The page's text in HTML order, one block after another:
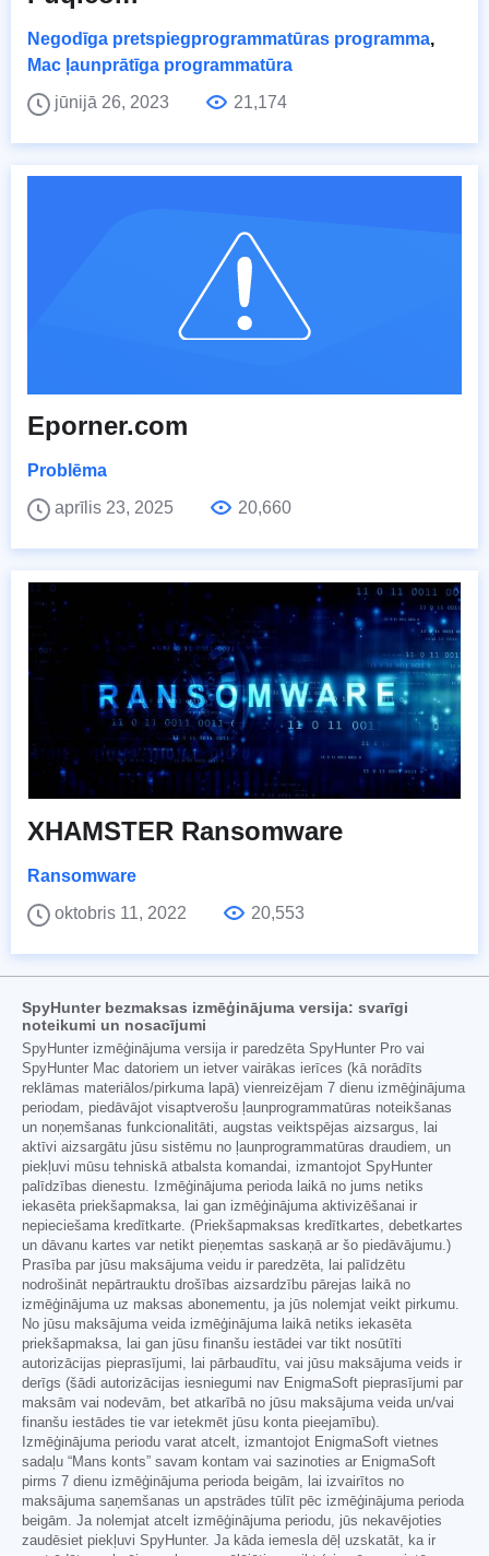
Negodīga pretspiegprogrammatūras programma,
Mac ļaunprātīga programmatūra
jūnijā 26, 2023
21,174
Eporner.com
Problēma
aprīlis 23, 2025
20,660
XHAMSTER Ransomware
Ransomware
oktobris 11, 2022
20,553
SpyHunter bezmaksas izmēģinājuma versija: svarīgi
noteikumi un nosacījumi
SpyHunter izmēģinājuma versija ir paredzēta SpyHunter Pro vai
SpyHunter Mac datoriem un ietver vairākas ierīces (kā norādīts
reklāmas materiālos/pirkuma lapā) vienreizējam 7 dienu izmēģinājuma
periodam, piedāvājot visaptverošu ļaunprogrammatūras noteikšanas
un noņemšanas funkcionalitāti, augstas veiktspējas aizsargus, lai
aktīvi aizsargātu jūsu sistēmu no ļaunprogrammatūras draudiem, un
piekļuvi mūsu tehniskā atbalsta komandai, izmantojot SpyHunter
palīdzības dienestu. Izmēģinājuma perioda laikā no jums netiks
iekasēta priekšapmaksa, lai gan izmēģinājuma aktivizēšanai ir
nepieciešama kredītkarte. (Priekšapmaksas kredītkartes, debetkartes
un dāvanu kartes var netikt pieņemtas saskaņā ar šo piedāvājumu.)
Prasība par jūsu maksājuma veidu ir paredzēta, lai palīdzētu
nodrošināt nepārtrauktu drošības aizsardzību pārejas laikā no
izmēģinājuma uz maksas abonementu, ja jūs nolemjat veikt pirkumu.
No jūsu maksājuma veida izmēģinājuma laikā netiks iekasēta
priekšapmaksa, lai gan jūsu finanšu iestādei var tikt nosūtīti
autorizācijas pieprasījumi, lai pārbaudītu, vai jūsu maksājuma veids ir
derīgs (šādi autorizācijas iesniegumi nav EnigmaSoft pieprasījumi par
maksām vai nodevām, bet atkarībā no jūsu maksājuma veida un/vai
finanšu iestādes tie var ietekmēt jūsu konta pieejamību).
Izmēģinājuma periodu varat atcelt, izmantojot EnigmaSoft vietnes
sadaļu “Mans konts” savam kontam vai sazinoties ar EnigmaSoft
pirms 7 dienu izmēģinājuma perioda beigām, lai izvairītos no
maksājuma saņemšanas un apstrādes tūlīt pēc izmēģinājuma perioda
beigām. Ja nolemjat atcelt izmēģinājuma periodu, jūs nekavējoties
zaudēsiet piekļuvi SpyHunter. Ja kāda iemesla dēļ uzskatāt, ka ir